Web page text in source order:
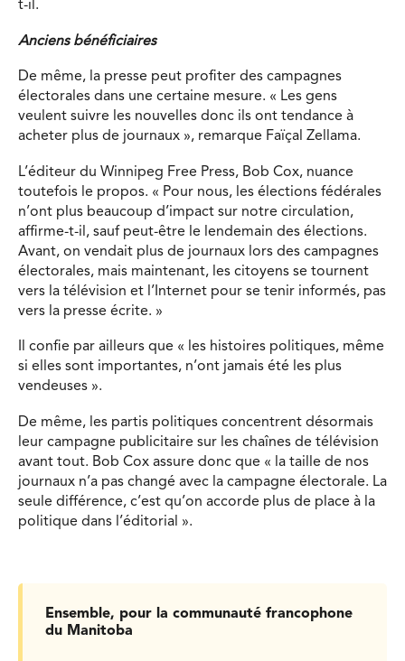
t-il.
Anciensbénéficiaires
De même, la presse peut profiter des campagnes
électorales dans une certaine mesure. « Les gens
veulent suivre les nouvelles donc ils ont tendance à
acheter plus de journaux », remarque Faïçal Zellama.
L’éditeur du Winnipeg Free Press, Bob Cox, nuance
toutefois le propos. « Pour nous, les élections fédérales
n’ont plus beaucoup d’impact sur notre circulation,
affirme-t-il, sauf peut-être le lendemain des élections.
Avant, on vendait plus de journaux lors des campagnes
électorales, mais maintenant, les citoyens se tournent
vers la télévision et l’Internet pour se tenir informés, pas
vers la presse écrite. »
Il confie par ailleurs que « les histoires politiques, même
si elles sont importantes, n’ont jamais été les plus
vendeuses ».
De même, les partis politiques concentrent désormais
leur campagne publicitaire sur les chaînes de télévision
avant tout. Bob Cox assure donc que « la taille de nos
journaux n’a pas changé avec la campagne électorale. La
seule différence, c’est qu’on accorde plus de place à la
politique dans l’éditorial ».
Ensemble, pour la communauté francophone
du Manitoba